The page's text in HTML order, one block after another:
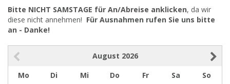
Bitte NICHT SAMSTAGE für An/Abreise anklicken, da wir
diese nicht annehmen! Für Ausnahmen rufen Sie uns bitte
an - Danke!
August 2026
Mo
Di Mi Do Fr Sa
So